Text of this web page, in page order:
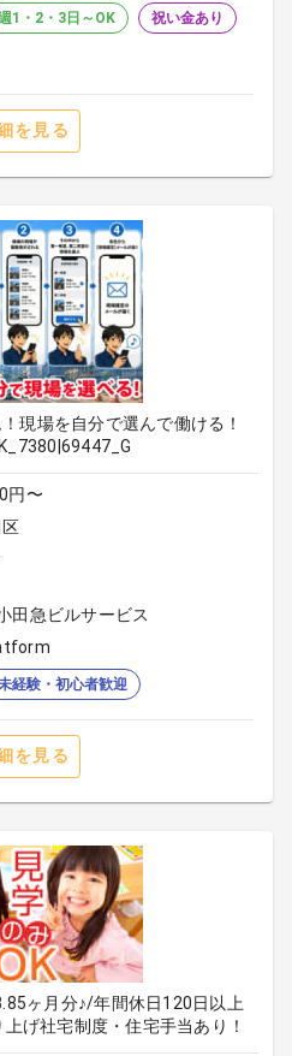
1・2・3日～OK 祝い金あり
を見る
現場を自分で選んで働ける！
円〜
田急ビルサービス
経験・初心者歓迎
を見る
ヶ月分♪/年間休日120日以上
げ社宅制度・住宅手当あり！